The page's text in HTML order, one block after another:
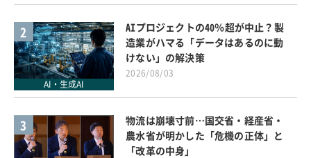
2
AI・生成AI
AIプロジェクトの40％超が中止？製
造業がハマる「データはあるのに動
けない」の解決策
2026/08/03
3
物流は崩壊寸前…国交省・経産省・
農水省が明かした「危機の正体」と
「改革の中身」